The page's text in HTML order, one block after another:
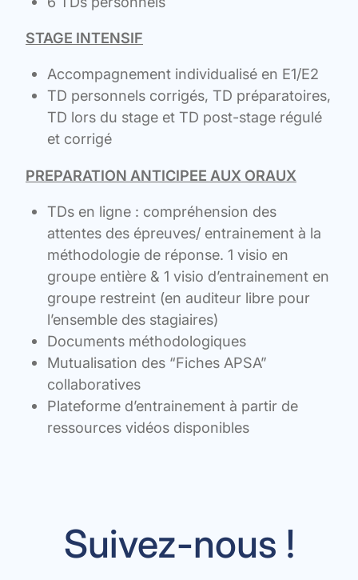
STAGE INTENSIF
Accompagnement individualisé en E1/E2
TD personnels corrigés, TD préparatoires,
TD lors du stage et TD post-stage régulé
et corrigé
PREPARATION ANTICIPEE AUX ORAUX
TDs en ligne : compréhension des
attentes des épreuves/ entrainement à la
méthodologie de réponse. 1 visio en
groupe entière & 1 visio d’entrainement en
groupe restreint (en auditeur libre pour
l’ensemble des stagiaires)
Documents méthodologiques
Mutualisation des “Fiches APSA”
collaboratives
Plateforme d’entrainement à partir de
ressources vidéos disponibles
Suivez-nous !